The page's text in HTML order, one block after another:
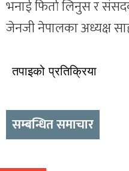
भनाई फिर्ता लिनुस र
जेनजी नेपालका अध्यक्ष
तपाइको प्रतिक्रिया
सम्बन्धित समाचार